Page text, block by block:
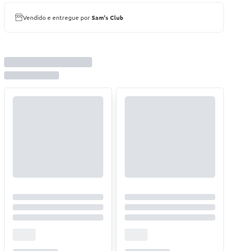
Vendido e entregue porSam's Club